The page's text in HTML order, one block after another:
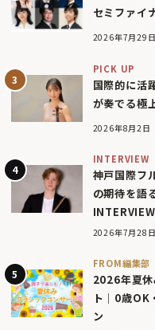
セミファイ
2026年7月29日
PICK UP
国際的に活
が奏でる極
2026年8月2日
INTERVIEW
神戸国際フ
の期待を語
2026年7月28日
FROM編集部
2026年夏
ト｜0歳OK
ン